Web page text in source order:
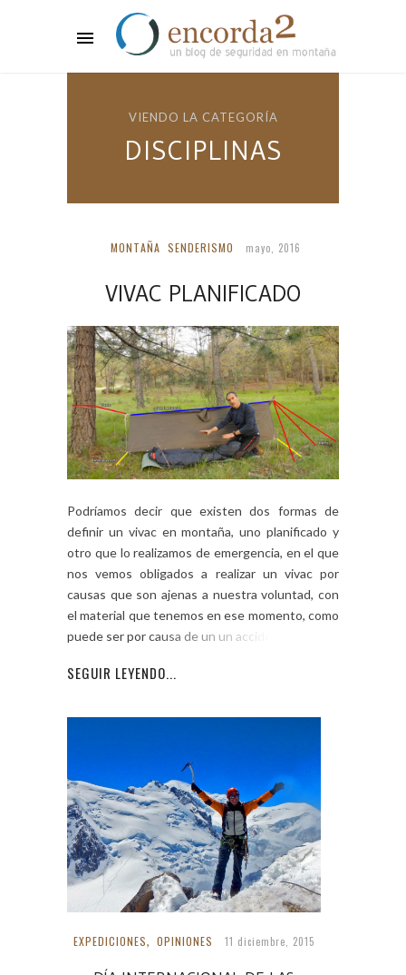
VIENDO LA CATEGORÍA
DISCIPLINAS
MONTAÑA SENDERISMO mayo, 2016
VIVAC PLANIFICADO
Podríamos decir que existen dos formas de
definir un vivac en montaña, uno planificado y
otro que lo realizamos de emergencia, en el que
nos vemos obligados a realizar un vivac por
causas que son ajenas a nuestra voluntad, con
el material que tenemos en ese momento, como
puede ser por causa de un un accidente […]
SEGUIR LEYENDO...
EXPEDICIONES, OPINIONES 11 diciembre, 2015